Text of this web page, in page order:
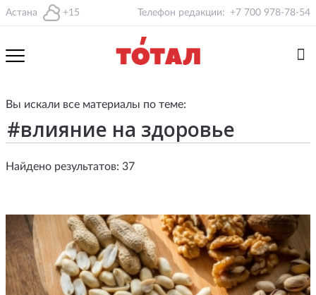
Астана +15 Телефон редакции: +7 700 978-78-54
Вы искали все материалы по теме:
Найдено результатов: 37